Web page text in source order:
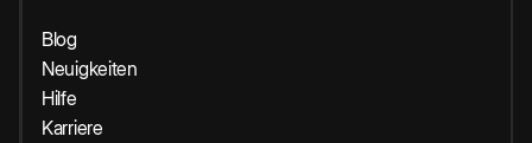
Blog
Neuigkeiten
Hilfe
Karriere